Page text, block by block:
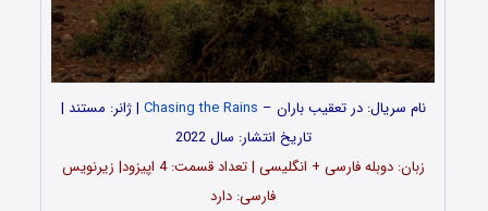
نام سریال: در تعقیب باران – Chasing the Rains | ژانر: مستند |
تاریخ انتشار: سال 2022
زبان: دوبله فارسی + انگلیسی | تعداد قسمت‌‌‌‌: 4 اپیزود| زیرنویس
فارسی: دارد